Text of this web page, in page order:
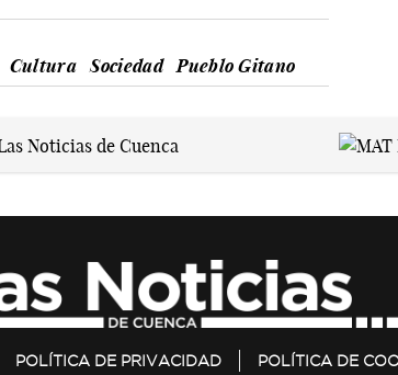
Cultura Sociedad Pueblo Gitano
POLÍTICA DE PRIVACIDAD POLÍTICA DE